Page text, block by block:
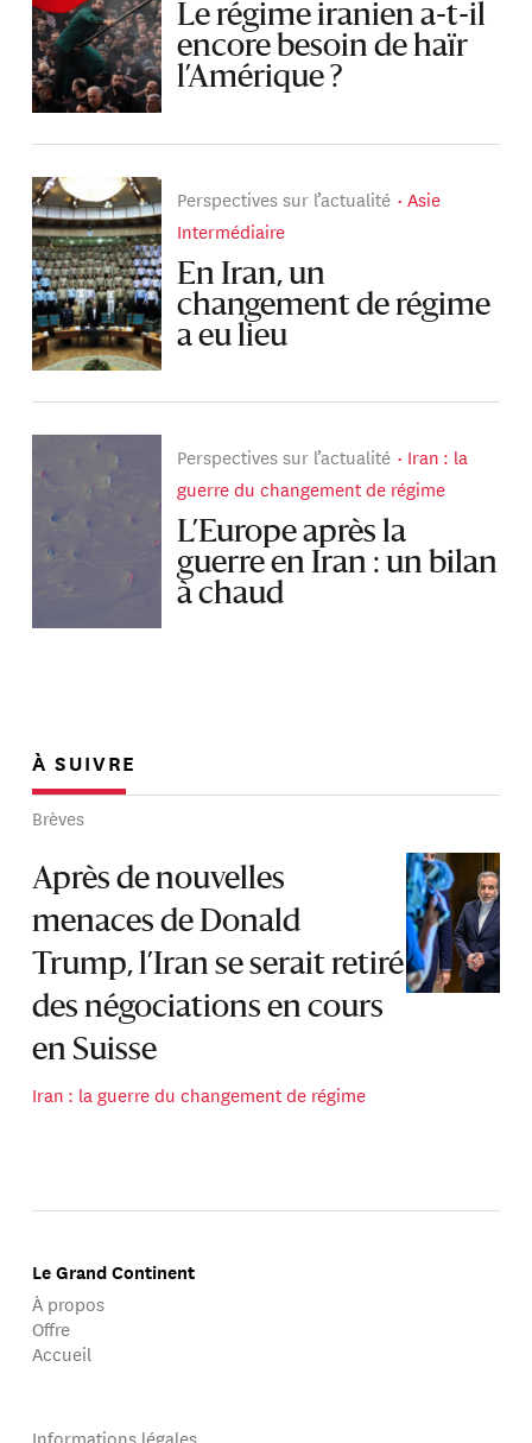
Le régime iranien a-t-il
encore besoin de haïr
l’Amérique ?
Perspectives sur l’actualité
Asie
Intermédiaire
En Iran, un
changement de régime
a eu lieu
Perspectives sur l’actualité
Iran : la
guerre du changement de régime
L’Europe après la
guerre en Iran : un bilan
à chaud
À SUIVRE
Brèves
Après de nouvelles
menaces de Donald
Trump, l’Iran se serait retiré
des négociations en cours
en Suisse
Iran : la guerre du changement de régime
Le Grand Continent
À propos
Offre
Accueil